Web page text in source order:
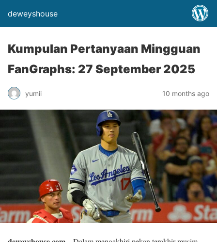
deweyshouse
Kumpulan Pertanyaan Mingguan
FanGraphs: 27 September 2025
yumii 10 months ago